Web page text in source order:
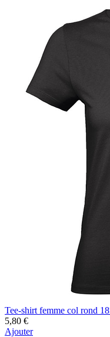
Tee-shirt femme col rond
5,80 €
Ajouter